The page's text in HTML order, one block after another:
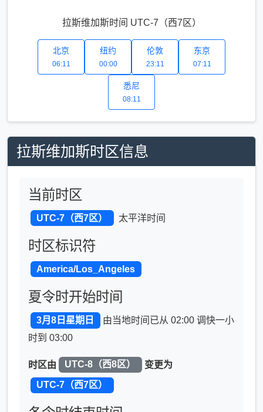
拉斯维加斯时间 UTC-7（西7区）
北京
06:11
纽约
00:00
伦敦
23:11
东京
07:11
悉尼
08:11
拉斯维加斯时区信息
当前时区
UTC-7（西7区） 太平洋时间
时区标识符
America/Los_Angeles
夏令时开始时间
3月8日星期日
由当地时间已从 02:00 调快一小
时到 03:00
时区由 UTC-8（西8区） 变更为
UTC-7（西7区）